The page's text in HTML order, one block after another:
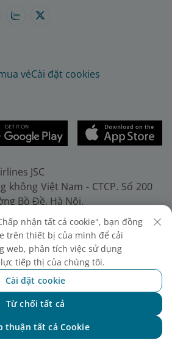
véCài đặt cookies
JSC
không Việt Nam - CTCP. Số 200
Bồ Đề, Hà Nội.
24) 38272289. Fax: (+84-24)
ký doanh nghiệp, mã số
đăng ký lần đầu ngày
ký thay đổi lần thứ 10 ngày
Sở Tài chính Thành phố Hà Nội.
nhận tất cả cookie", bạn đồng
trên thiết bị của mình để cải
web, phân tích việc sử dụng
tiếp thị của chúng tôi.
Cài đặt cookie
Từ chối tất cả
thuận tất cả Cookie